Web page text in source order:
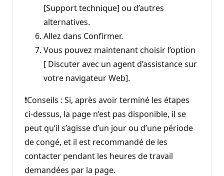
[Support technique] ou d’autres
alternatives.
Allez dans Confirmer.
Vous pouvez maintenant choisir l’option
[ Discuter avec un agent d’assistance sur
votre navigateur Web].
❗Conseils : Si, après avoir terminé les étapes
ci-dessus, la page n’est pas disponible, il se
peut qu’il s’agisse d’un jour ou d’une période
de congé, et il est recommandé de les
contacter pendant les heures de travail
demandées par la page.